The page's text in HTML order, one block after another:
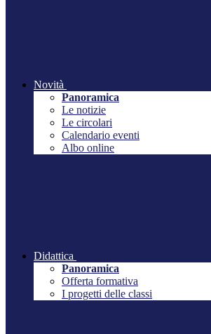
Novità
Panoramica
Le notizie
Le circolari
Calendario eventi
Albo online
Didattica
Panoramica
Offerta formativa
I progetti delle classi